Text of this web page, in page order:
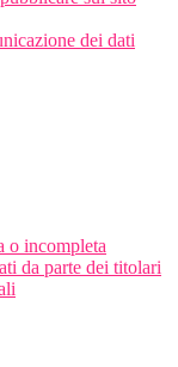
dei dati
o incompleta
da parte dei titolari